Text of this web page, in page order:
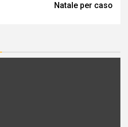
Natale per caso